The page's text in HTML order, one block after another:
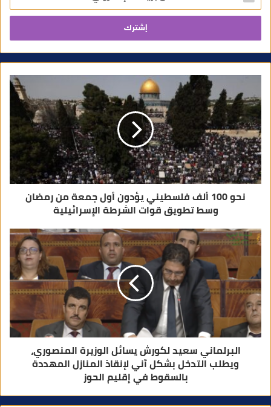
خ
ل
ر
ا
إ
ل
ت
ر
و
ن
ي
نحو 100 ألف فلسطيني يؤدون أول جمعة من رمضان
وسط تطويق قوات الشرطة الإسرائيلية
البرلماني سعيد لكورش يسائل الوزيرة المنصوري،
ويطلب التدخل بشكل آني لإنقاذ المنازل المهددة
بالسقوط في إقليم الحوز